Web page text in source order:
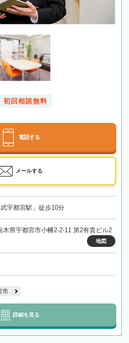
初回相談無料
電話する
メールする
宇都宮駅」徒歩10分
木県宇都宮市小幡2-2-11 第2有貴ビル2
地図
市
詳細を見る